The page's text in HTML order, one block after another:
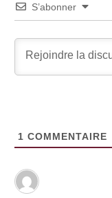
S’abonner
1 COMMENTAIRE